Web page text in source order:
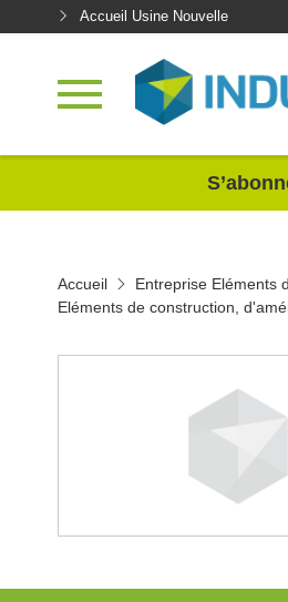
Accueil Usine Nouvelle
Accueil Entreprise Eléments
Eléments de construction,